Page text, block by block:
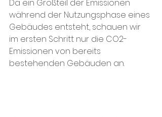
Da ein Großteil der Emissionen
während der Nutzungsphase eines
Gebäudes entsteht, schauen wir
im ersten Schritt nur die CO2-
Emissionen von bereits
bestehenden Gebäuden an.